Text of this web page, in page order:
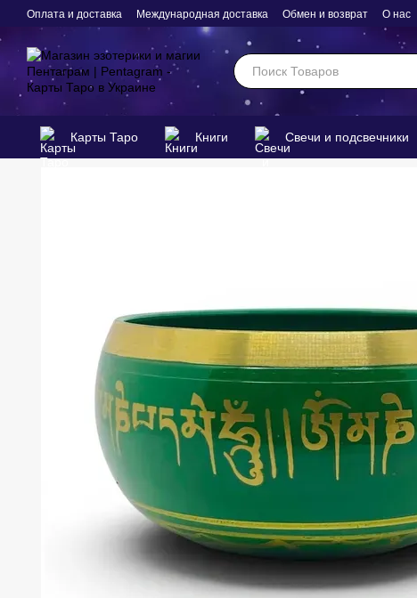
Перейти к основному контенту
Оплата и доставка Международная доставка Обмен и возврат О нас
Карты Таро Книги Свечи и подсвечники